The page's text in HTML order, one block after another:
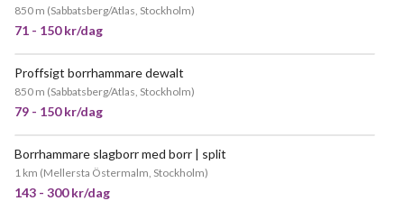
850 m (Sabbatsberg/Atlas, Stockholm)
71 - 150 kr/dag
Proffsigt borrhammare dewalt
850 m (Sabbatsberg/Atlas, Stockholm)
79 - 150 kr/dag
Borrhammare slagborr med borr | split
1 km (Mellersta Östermalm, Stockholm)
143 - 300 kr/dag